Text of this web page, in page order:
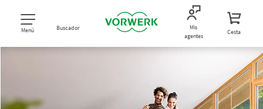
Menú Buscador
Mis
agentes
Cesta